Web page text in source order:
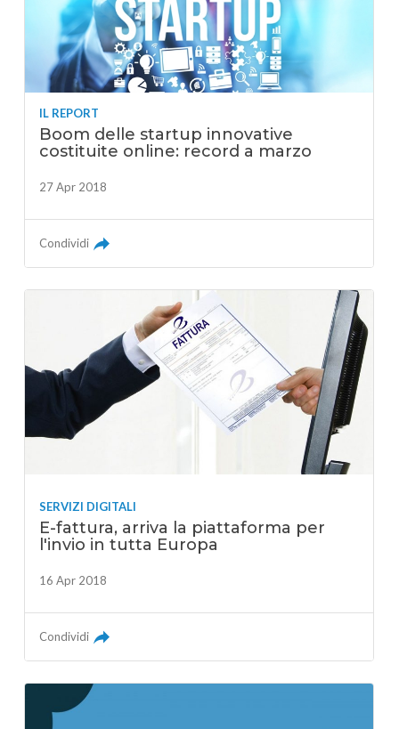
IL REPORT
Boom delle startup innovative
costituite online: record a marzo
27 Apr 2018
Condividi
SERVIZI DIGITALI
E-fattura, arriva la piattaforma per
l'invio in tutta Europa
16 Apr 2018
Condividi